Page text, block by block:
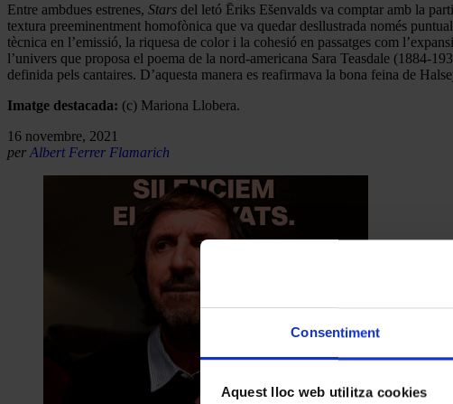
Consentiment
Aquest lloc web utilitza cookies
Entre ambdues estrenes, Stars del letó Ēriks Es̆envalds va comptar amb la
textura preeminentment homofònica que va quedar desllustrada només
tècnica en l’emissió, la riquesa de color i la cohesió en passatges com
l’univers que proposa el poema de la nord-americana Sara Teasdale (1884-
definida pels cantaires. D’aquesta manera es reafirmava la bona feina de
Imatge destacada: (c) Mariona Llobera.
16 novembre, 2021
per Albert Ferrer Flamarich